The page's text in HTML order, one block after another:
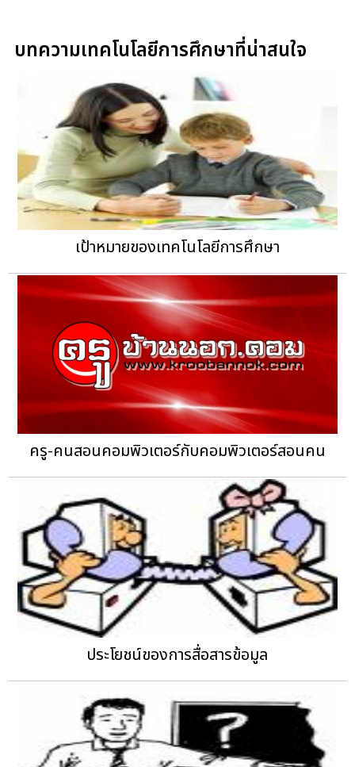
บทความเทคโนโลยีการศึกษาที่น่าสนใจ
เป้าหมายของเทคโนโลยีการศึกษา
ครู-คนสอนคอมพิวเตอร์กับคอมพิวเตอร์สอนคน
ประโยชน์ของการสื่อสารข้อมูล